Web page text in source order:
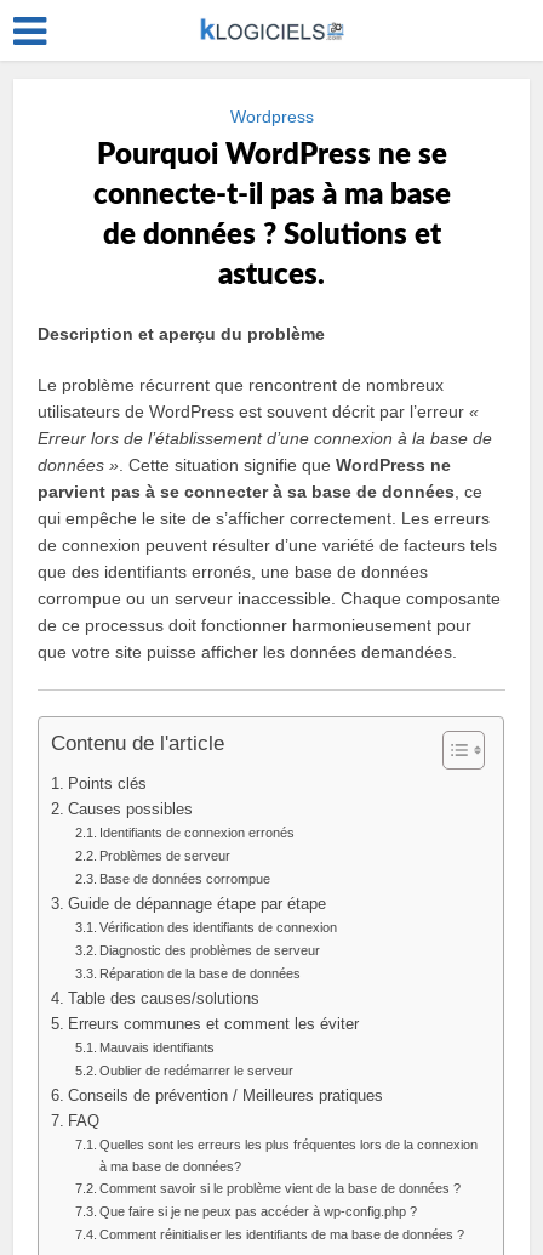
Wordpress
Pourquoi WordPress ne se
connecte-t-il pas à ma base
de données ? Solutions et
astuces.
Description et aperçu du problème
Le problème récurrent que rencontrent de nombreux
utilisateurs de WordPress est souvent décrit par l’erreur«
Erreur lors de l’établissement d’une connexion à la base de
données » . Cette situation signifie queWordPress ne
parvient pas à se connecter à sa base de données , ce
qui empêche le site de s’afficher correctement. Les erreurs
de connexion peuvent résulter d’une variété de facteurs tels
que des identifiants erronés, une base de données
corrompue ou un serveur inaccessible. Chaque composante
de ce processus doit fonctionner harmonieusement pour
que votre site puisse afficher les données demandées.
Contenu de l'article
Points clés
Causes possibles
Identifiants de connexion erronés
Problèmes de serveur
Base de données corrompue
Guide de dépannage étape par étape
Vérification des identifiants de connexion
Diagnostic des problèmes de serveur
Réparation de la base de données
Table des causes/solutions
Erreurs communes et comment les éviter
Mauvais identifiants
Oublier de redémarrer le serveur
Conseils de prévention / Meilleures pratiques
FAQ
Quelles sont les erreurs les plus fréquentes lors de la connexion
à ma base de données?
Comment savoir si le problème vient de la base de données ?
Que faire si je ne peux pas accéder à wp-config.php ?
Comment réinitialiser les identifiants de ma base de données ?